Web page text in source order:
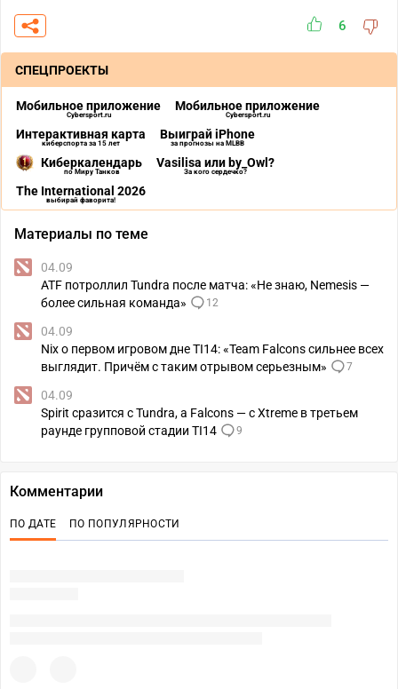
6
СПЕЦПРОЕКТЫ
Мобильное приложение
Cybersport.ru
Мобильное приложение
Cybersport.ru
Интерактивная карта
киберспорта за 15 лет
Выиграй iPhone
за прогнозы на MLBB
Киберкалендарь
по Миру Танков
Vasilisa или by_Owl?
За кого сердечко?
The International 2026
выбирай фаворита!
Материалы по теме
04.09
ATF потроллил Tundra после матча: «Не знаю, Nemesis —
более сильная команда»
12
04.09
Nix о первом игровом дне TI14: «Team Falcons сильнее всех
выглядит. Причём с таким отрывом серьезным»
7
04.09
Spirit сразится с Tundra, а Falcons — с Xtreme в третьем
раунде групповой стадии TI14
9
Комментарии
ПО ДАТЕ ПО ПОПУЛЯРНОСТИ